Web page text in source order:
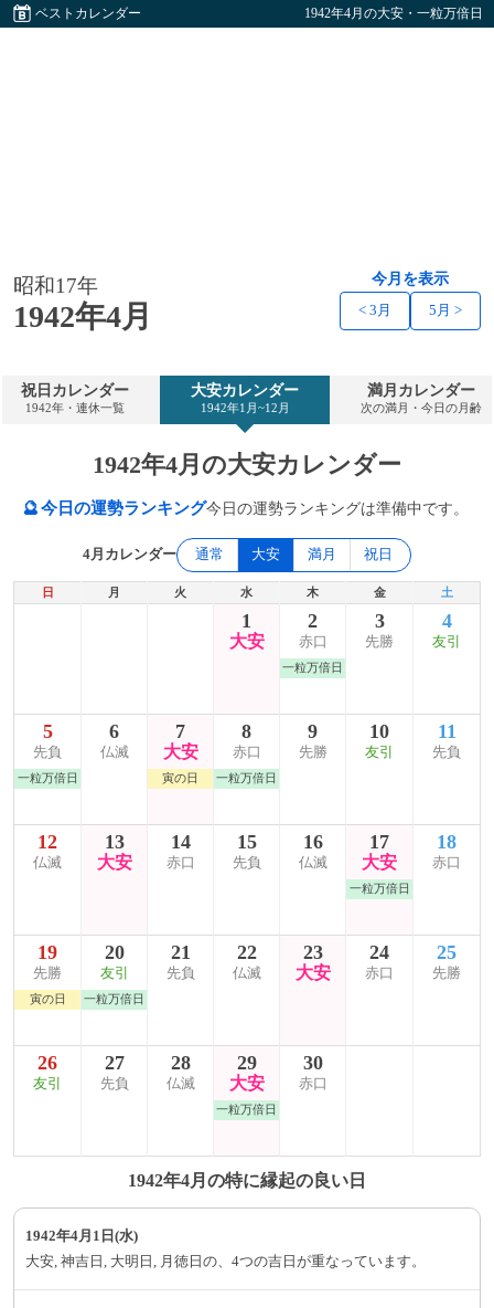
ベストカレンダー 1942年4月の大安・一粒万倍日
昭和17年
1942年4月
今月を表示
< 3月 5月 >
祝日カレンダー
1942年・連休一覧
大安カレンダー
1942年1月~12月
満月カレンダー
次の満月・今日の月齢
1942年4月の大安カレンダー
🔮今日の運勢ランキング今日の運勢ランキングは準備中です。
4月カレンダー 通常 大安 満月 祝日
日 月 火 水 木 金 土
1
大安
2
赤口
一粒万倍日
3
先勝
4
友引
5
先負
一粒万倍日
6
仏滅
7
大安
寅の日
8
赤口
一粒万倍日
9
先勝
10
友引
11
先負
12
仏滅
13
大安
14
赤口
15
先負
16
仏滅
17
大安
一粒万倍日
18
赤口
19
先勝
寅の日
20
友引
一粒万倍日
21
先負
22
仏滅
23
大安
24
赤口
25
先勝
26
友引
27
先負
28
仏滅
29
大安
一粒万倍日
30
赤口
1942年4月の特に縁起の良い日
1942年4月1日(水)
大安, 神吉日, 大明日, 月徳日の、4つの吉日が重なっています。